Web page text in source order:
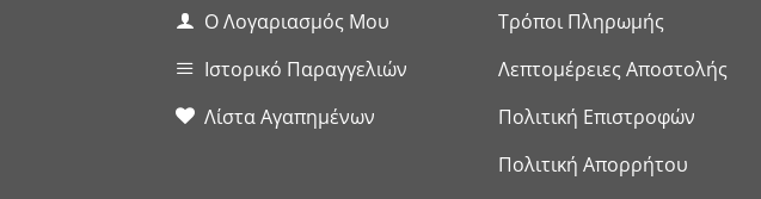
Ο Λογαριασμός Μου
Ιστορικό Παραγγελιών
Λίστα Αγαπημένων
Τρόποι Πληρωμής
Λεπτομέρειες Αποστολής
Πολιτική Επιστροφών
Πολιτική Απορρήτου